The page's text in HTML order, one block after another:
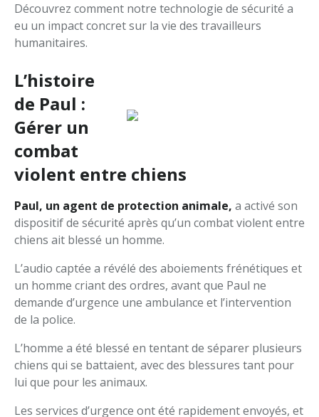
Découvrez comment notre technologie de sécurité a
eu un impact concret sur la vie des travailleurs
humanitaires.
L’histoire
de Paul :
Gérer un
combat
violent entre chiens
Paul, un agent de protection animale, a activé son
dispositif de sécurité après qu’un combat violent entre
chiens ait blessé un homme.
L’audio captée a révélé des aboiements frénétiques et
un homme criant des ordres, avant que Paul ne
demande d’urgence une ambulance et l’intervention
de la police.
L’homme a été blessé en tentant de séparer plusieurs
chiens qui se battaient, avec des blessures tant pour
lui que pour les animaux.
Les services d’urgence ont été rapidement envoyés, et